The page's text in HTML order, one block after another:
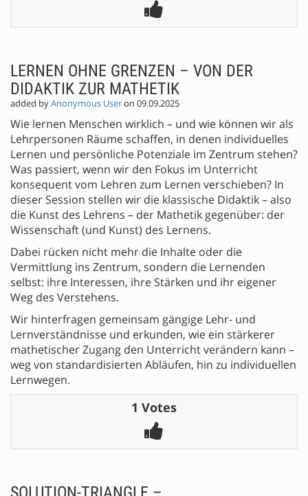
LERNEN OHNE GRENZEN – VON DER
DIDAKTIK ZUR MATHETIK
added byAnonymous Useron 09.09.2025
Wie lernen Menschen wirklich – und wie können wir als
Lehrpersonen Räume schaffen, in denen individuelles
Lernen und persönliche Potenziale im Zentrum stehen?
Was passiert, wenn wir den Fokus im Unterricht
konsequent vom Lehren zum Lernen verschieben? In
dieser Session stellen wir die klassische Didaktik – also
die Kunst des Lehrens – der Mathetik gegenüber: der
Wissenschaft (und Kunst) des Lernens.
Dabei rücken nicht mehr die Inhalte oder die
Vermittlung ins Zentrum, sondern die Lernenden
selbst: ihre Interessen, ihre Stärken und ihr eigener
Weg des Verstehens.
Wir hinterfragen gemeinsam gängige Lehr- und
Lernverständnisse und erkunden, wie ein stärkerer
mathetischer Zugang den Unterricht verändern kann –
weg von standardisierten Abläufen, hin zu individuellen
Lernwegen.
1 Votes